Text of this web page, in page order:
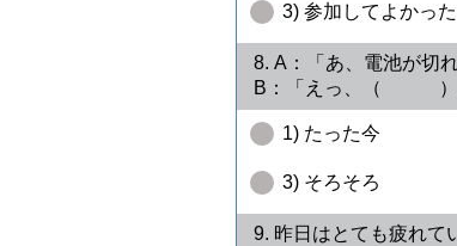
3) 参加してよかった
8. A：「あ、電池が切
B：「えっ、（ ）新
1) たった今
3) そろそろ
9. 昨日はとても疲れ